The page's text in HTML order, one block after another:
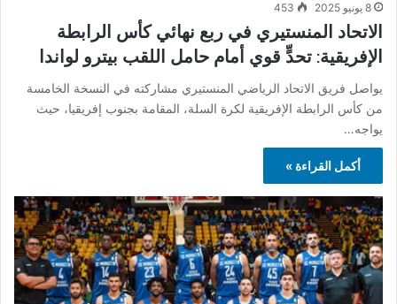
8 يونيو 2025 453
الاتحاد المنستيري في ربع نهائي كأس الرابطة
الإفريقية: تحدٍّ قوي أمام حامل اللقب بيترو لواندا
يواصل فريق الاتحاد الرياضي المنستيري مشاركته في النسخة الخامسة
من كأس الرابطة الإفريقية لكرة السلة، المقامة بجنوب إفريقيا، حيث
يواجه…
أكمل القراءة »